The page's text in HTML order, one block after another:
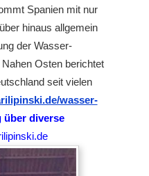
Spanien mit nur
hinaus allgemein
der Wasser-
Osten berichtet
seit vielen
wasser-
über diverse